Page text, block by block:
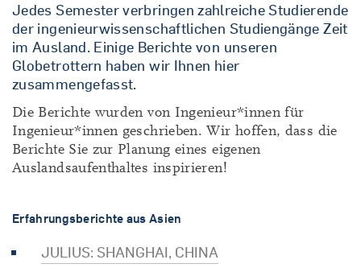
Jedes Semester verbringen zahlreiche Studierende
der ingenieurwissenschaftlichen Studiengänge Zeit
im Ausland. Einige Berichte von unseren
Globetrottern haben wir Ihnen hier
zusammengefasst.
Die Berichte wurden von Ingenieur*innen für
Ingenieur*innen geschrieben. Wir hoffen, dass die
Berichte Sie zur Planung eines eigenen
Auslandsaufenthaltes inspirieren!
Erfahrungsberichte aus Asien
JULIUS: SHANGHAI, CHINA